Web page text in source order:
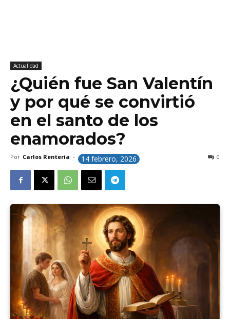
Actualidad
¿Quién fue San Valentín
y por qué se convirtió
en el santo de los
enamorados?
Por Carlos Rentería - 14 febrero, 2026 0